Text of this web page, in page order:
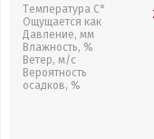
Температура С°
Ощущается как
Давление, мм
Влажность, %
Ветер, м/с
Вероятность
осадков, %